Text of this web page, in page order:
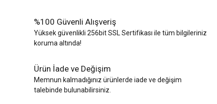
%100 Güvenli Alışveriş
Yüksek güvenlikli 256bit SSL Sertifikası ile tüm bilgileriniz
koruma altında!
Ürün İade ve Değişim
Memnun kalmadığınız ürünlerde iade ve değişim
talebinde bulunabilirsiniz.